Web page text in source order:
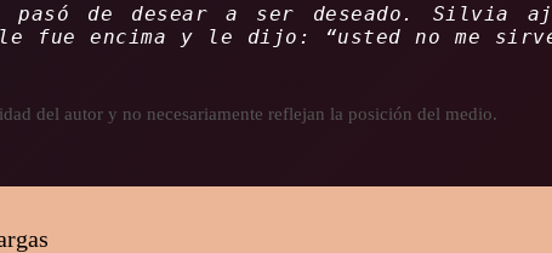
de desear a ser deseado. Silvia
fue encima y le dijo: “usted no me
del autor y no necesariamente reflejan la posición del medio.